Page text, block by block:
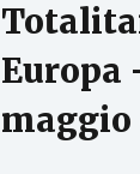
Europa
maggio